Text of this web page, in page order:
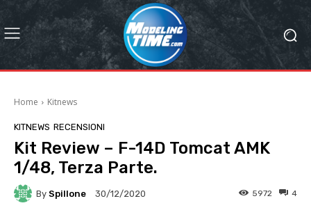
Home Kitnews
KITNEWS RECENSIONI
Kit Review – F-14D Tomcat AMK
1/48, Terza Parte.
By Spillone 30/12/2020 4
5972